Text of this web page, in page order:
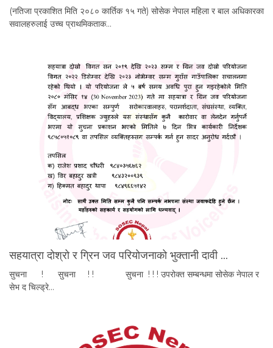
(नतिजा प्रकाशित मिति २०८० कार्तिक १५ गते) सोसेक नेपाल महिला र बाल अधिकारका
सवालहरुलाई उच्च प्राथमिकताक…
सहयात्रा दाेश्रो र ग्रिन जव परियोजनाको भुक्तानी दावी …
सुचना ! सुचना ! ! सुचना ! ! ! उपरोक्त सम्बन्धमा सोसेक नेपाल र
सेभ द चिल्ड्रे…